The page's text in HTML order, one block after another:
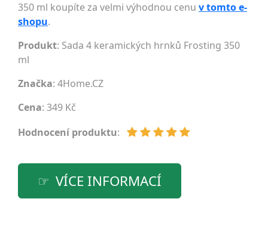
350 ml koupíte za velmi výhodnou cenu v tomto e-
shopu.
Produkt: Sada 4 keramických hrnků Frosting 350
ml
Značka: 4Home.CZ
Cena: 349 Kč
Hodnocení produktu:
VÍCE INFORMACÍ